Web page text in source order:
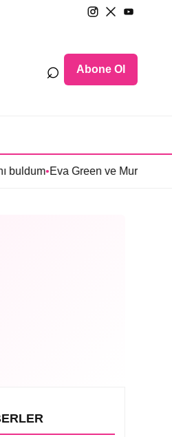
⌕ Abone Ol
Green ve Murat Yıldırım’lı